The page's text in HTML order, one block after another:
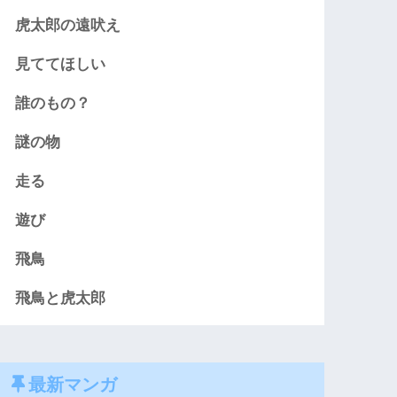
虎太郎の遠吠え
見ててほしい
誰のもの？
謎の物
走る
遊び
飛鳥
飛鳥と虎太郎
最新マンガ